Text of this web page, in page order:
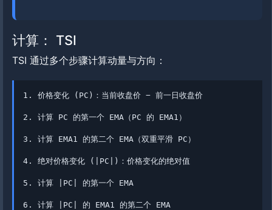
计算： TSI
TSI 通过多个步骤计算动量与方向：
1. 价格变化 (PC)：当前收盘价 − 前一日收盘价
2. 计算 PC 的第一个 EMA（PC 的 EMA1）
3. 计算 EMA1 的第二个 EMA（双重平滑 PC）
4. 绝对价格变化 (|PC|)：价格变化的绝对值
5. 计算 |PC| 的第一个 EMA
6. 计算 |PC| 的 EMA1 的第二个 EMA